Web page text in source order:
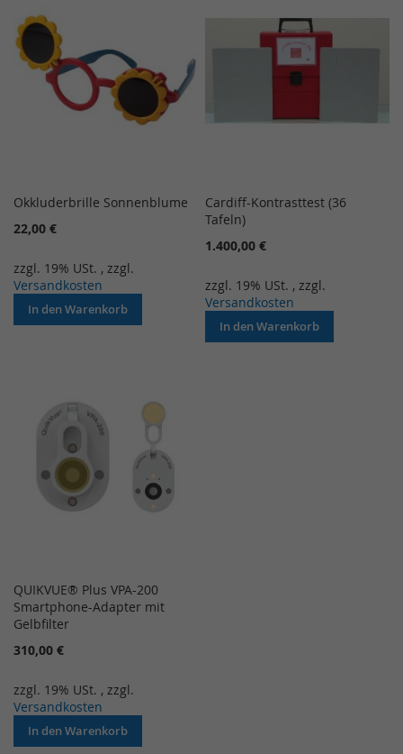
Okkluderbrille Sonnenblume
22,00 €
zzgl. 19% USt. , zzgl.
Versandkosten
In den Warenkorb
Cardiff-Kontrasttest (36
Tafeln)
1.400,00 €
zzgl. 19% USt. , zzgl.
Versandkosten
In den Warenkorb
QUIKVUE® Plus VPA-200
Smartphone-Adapter mit
Gelbfilter
310,00 €
zzgl. 19% USt. , zzgl.
Versandkosten
In den Warenkorb